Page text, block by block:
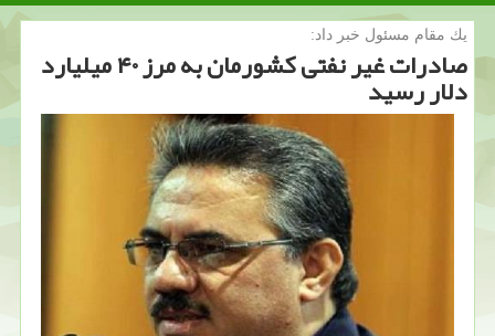
یك مقام مسئول خبر داد:
صادرات غیر نفتی كشورمان به مرز ۴۰ میلیارد
دلار رسید